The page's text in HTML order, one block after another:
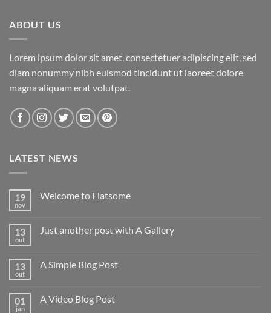
ABOUT US
Lorem ipsum dolor sit amet, consectetuer adipiscing elit, sed
diam nonummy nibh euismod tincidunt ut laoreet dolore
magna aliquam erat volutpat.
LATEST NEWS
19
nov
Welcome to Flatsome
Welcome
13
out
Just another post with A Gallery
Just
A
Gallery
13
out
A Simple Blog Post
A
01
jan
A Video Blog Post